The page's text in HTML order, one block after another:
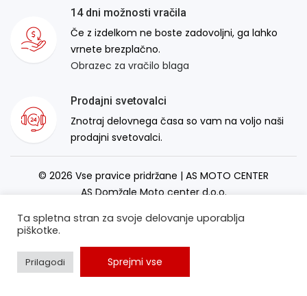
14 dni možnosti vračila
Če z izdelkom ne boste zadovoljni, ga lahko
vrnete brezplačno.
Obrazec za vračilo blaga
Prodajni svetovalci
Znotraj delovnega časa so vam na voljo naši
prodajni svetovalci.
© 2026 Vse pravice pridržane | AS MOTO CENTER
AS Domžale Moto center d.o.o.
Ta spletna stran za svoje delovanje uporablja
piškotke.
Prilagodi Sprejmi vse